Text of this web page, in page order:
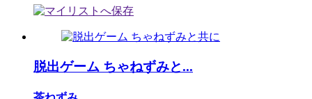
脱出ゲーム ちゃねずみと...